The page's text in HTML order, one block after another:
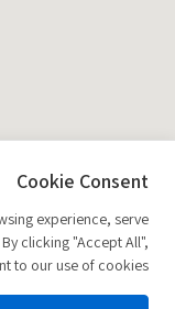
Cookie Consent
experience, serve
clicking "Accept All",
to our use of cookies.